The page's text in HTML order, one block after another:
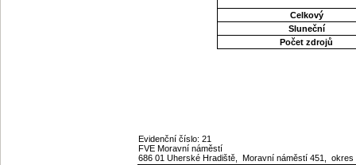
Celkový
Sluneční
Počet zdrojů
Evidenční číslo: 21
FVE Moravní náměstí
686 01 Uherské Hradiště, Moravní náměstí 451,